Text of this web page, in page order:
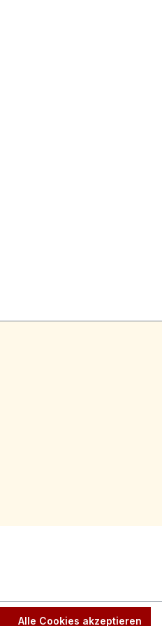
Alle Cookies akzeptieren